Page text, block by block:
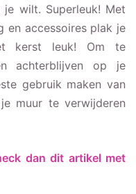
wilt. Superleuk! Met
en accessoires plak je
kerst leuk! Om te
achterblijven op je
gebruik maken van
muur te verwijderen
dan dit artikel met